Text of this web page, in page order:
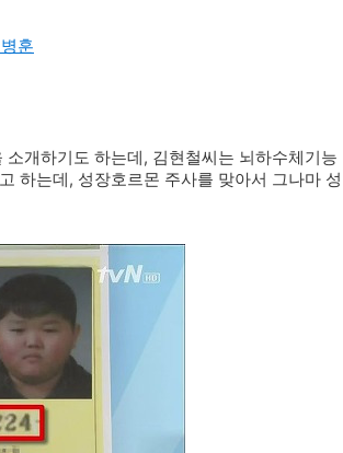
훈
개하기도 하는데, 김현철씨는 뇌하수체기능
하는데, 성장호르몬 주사를 맞아서 그나마 성